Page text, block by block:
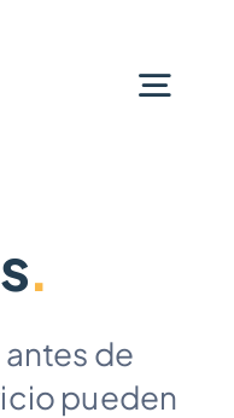
.
de
pueden